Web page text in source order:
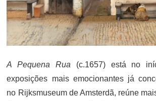
A Pequena Rua (c.1657) está no
exposições mais emocionantes já
no Rijksmuseum de Amsterdã, reúne